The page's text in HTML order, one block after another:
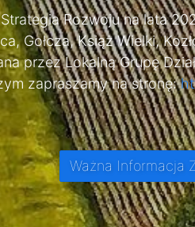
Rozwoju na lata
Gołcza, Książ Wielki,
przez Lokalną Grupę
zapraszamy na stronę:
Ważna Informacja